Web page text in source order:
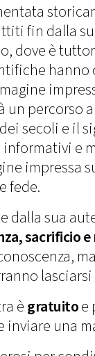
fin dalla
dove è
un percorso
secoli e il
e
impressa
fede.
dalla sua
sacrificio
ègratuitoe
inviare una